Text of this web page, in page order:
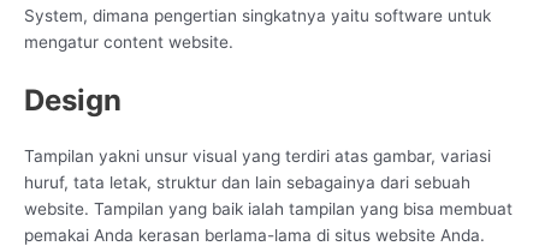
System, dimana pengertian singkatnya yaitu software untuk
mengatur content website.
Design
Tampilan yakni unsur visual yang terdiri atas gambar, variasi
huruf, tata letak, struktur dan lain sebagainya dari sebuah
website. Tampilan yang baik ialah tampilan yang bisa membuat
pemakai Anda kerasan berlama-lama di situs website Anda.